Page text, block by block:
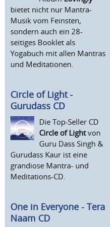
bietet nicht nur Mantra-
Musik vom Feinsten,
sondern auch ein 28-
seitiges Booklet als
Yogabuch mit allen Mantras
und Meditationen.
Circle of Light -
Gurudass CD
Die Top-Seller CD
Circle of Lightvon
Guru Dass Singh &
Gurudass Kaur ist eine
grandiose Mantra- und
Meditations-CD.
One in Everyone - Tera
Naam CD